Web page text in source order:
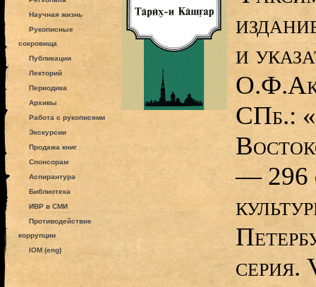
Научная жизнь
Рукописные
сокровища
Публикации
Лекторий
Периодика
Архивы
Работа с рукописями
Экскурсии
Продажа книг
Спонсорам
Аспирантура
Библиотека
ИВР в СМИ
Противодействие
коррупции
IOM (eng)
и
СПб.:
— 296
серия.